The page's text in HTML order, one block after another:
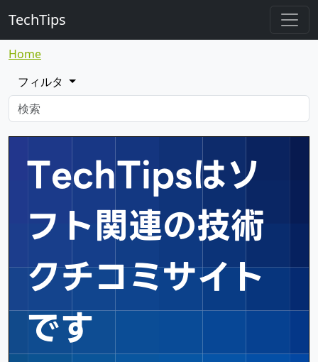
TechTips
Home
フィルタ
TechTipsはソ
フト関連の技術
クチコミサイト
です